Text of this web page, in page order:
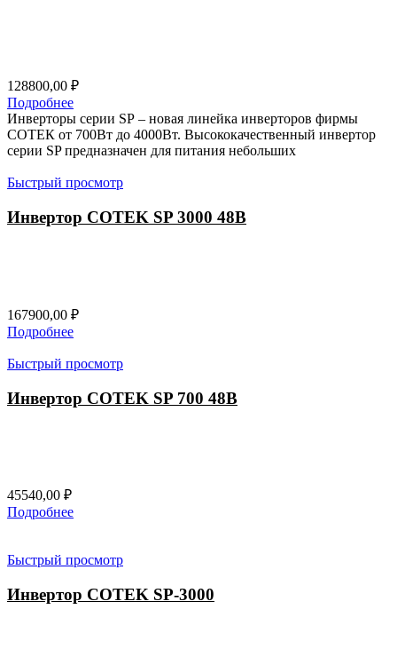
128800,00 ₽
Подробнее
Инверторы серии SP – новая линейка инверторов фирмы
СОТЕК от 700Вт до 4000Вт. Высококачественный инвертор
серии SP предназначен для питания небольших
Быстрый просмотр
Инвертор COTEK SP 3000 48В
167900,00 ₽
Подробнее
Быстрый просмотр
Инвертор COTEK SP 700 48В
45540,00 ₽
Подробнее
Быстрый просмотр
Инвертор COTEK SP-3000